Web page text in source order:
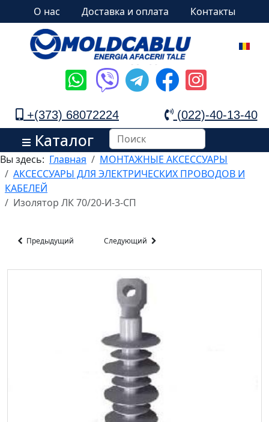
О нас Доставка и оплата Контакты
+(373) 68072224 (022)-40-13-40
Каталог
Вы здесь: Главная
МОНТАЖНЫЕ АКСЕССУАРЫ
АКСЕССУАРЫ ДЛЯ ЭЛЕКТРИЧЕСКИХ ПРОВОДОВ И
КАБЕЛЕЙ
Изолятор ЛК 70/20-И-3-СП
Предыдущий Следующий